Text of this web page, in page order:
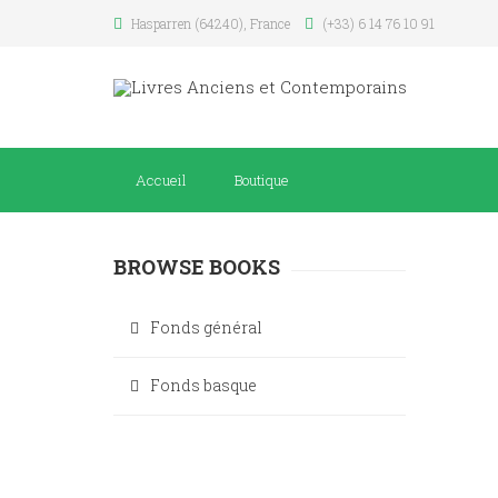
Hasparren (64240), France (+33) 6 14 76 10 91
Accueil Boutique
BROWSE BOOKS
Fonds général
Fonds basque